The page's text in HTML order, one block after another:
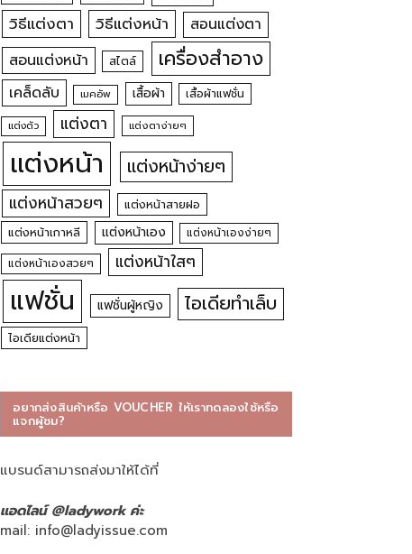
วิธีแต่งตา วิธีแต่งหน้า สอนแต่งตา
สอนแต่งหน้า สไตล์ เครื่องสำอาง
เคล็ดลับ เมคอัพ เสื้อผ้า เสื้อผ้าแฟชั่น
แต่งตัว แต่งตา แต่งตาง่ายๆ
แต่งหน้า แต่งหน้าง่ายๆ
แต่งหน้าสวยๆ
แต่งหน้าสายฝอ
แต่งหน้าเกาหลี
แต่งหน้าเอง
แต่งหน้าเองง่ายๆ
แต่งหน้าเองสวยๆ
แต่งหน้าใสๆ
แฟชั่น แฟชั่นผู้หญิง ไอเดียทำเล็บ
ไอเดียแต่งหน้า
อยากส่งสินค้าหรือ VOUCHER ให้เราทดลองใช้หรือ
แจกผู้ชม?
แบรนด์สามารถส่งมาให้ได้ที่
แอดไลน์ @ladywork ค่ะ
mail: info@ladyissue.com